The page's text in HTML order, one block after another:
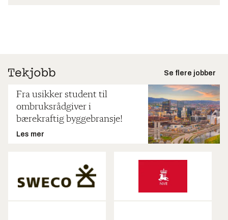
Se flere jobber
Fra usikker student til
ombruksrådgiver i
bærekraftig byggebransje!
Les mer